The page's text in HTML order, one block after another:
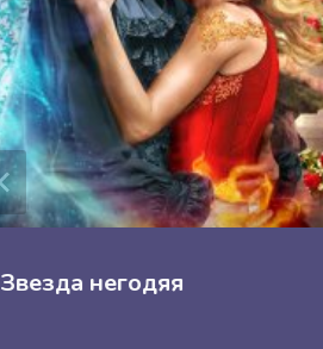
Звезда негодяя